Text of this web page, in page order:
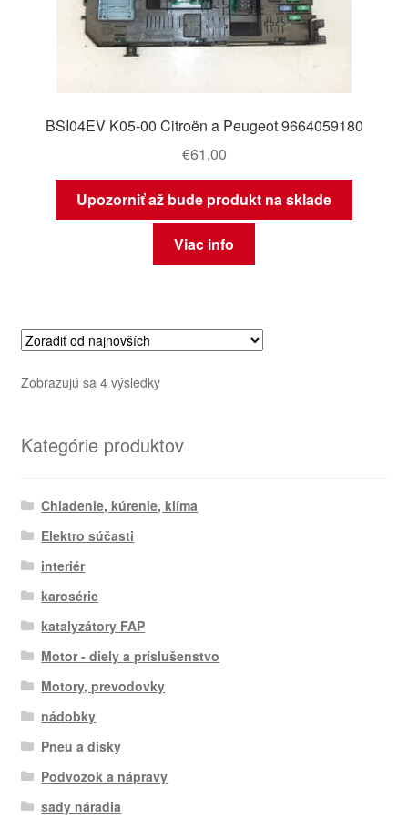
BSI04EV K05-00 Citroën a Peugeot 9664059180
€61,00
Upozorniť až bude produkt na sklade
Viac info
Zobrazujú sa 4 výsledkyZoradené
Kategórie produktov
Chladenie, kúrenie, klíma
Elektro súčasti
interiér
karosérie
katalyzátory FAP
Motor - diely a príslušenstvo
Motory, prevodovky
nádobky
Pneu a disky
Podvozok a nápravy
sady náradia